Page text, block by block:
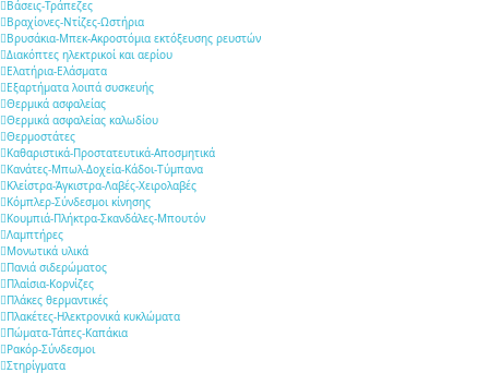
Βάσεις-Τράπεζες
Βραχίονες-Ντίζες-Ωστήρια
Βρυσάκια-Μπεκ-Ακροστόμια εκτόξευσης ρευστών
Διακόπτες ηλεκτρικοί και αερίου
Ελατήρια-Ελάσματα
Εξαρτήματα λοιπά συσκευής
Θερμικά ασφαλείας
Θερμικά ασφαλείας καλωδίου
Θερμοστάτες
Καθαριστικά-Προστατευτικά-Αποσμητικά
Κανάτες-Μπωλ-Δοχεία-Κάδοι-Τύμπανα
Κλείστρα-Άγκιστρα-Λαβές-Χειρολαβές
Κόμπλερ-Σύνδεσμοι κίνησης
Κουμπιά-Πλήκτρα-Σκανδάλες-Μπουτόν
Λαμπτήρες
Μονωτικά υλικά
Πανιά σιδερώματος
Πλαίσια-Κορνίζες
Πλάκες θερμαντικές
Πλακέτες-Ηλεκτρονικά κυκλώματα
Πώματα-Τάπες-Καπάκια
Ρακόρ-Σύνδεσμοι
Στηρίγματα